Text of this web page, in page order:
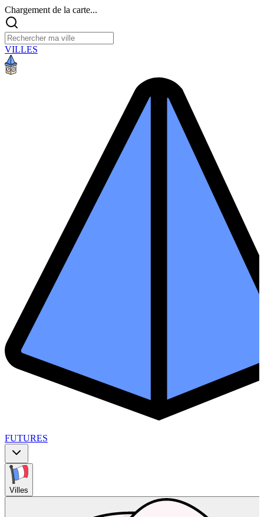
Chargement de la carte...
VILLES
FUTURES
Villes